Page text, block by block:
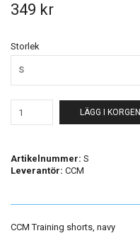
349 kr
Storlek
S
LÄGG I KORGEN
Artikelnummer: S
Leverantör: CCM
CCM Training shorts, navy